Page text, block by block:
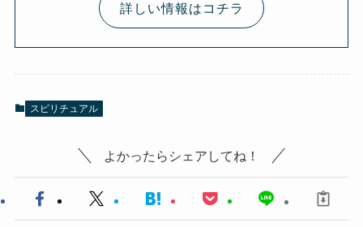
詳しい情報はコチラ
スピリチュアル
よかったらシェアしてね！